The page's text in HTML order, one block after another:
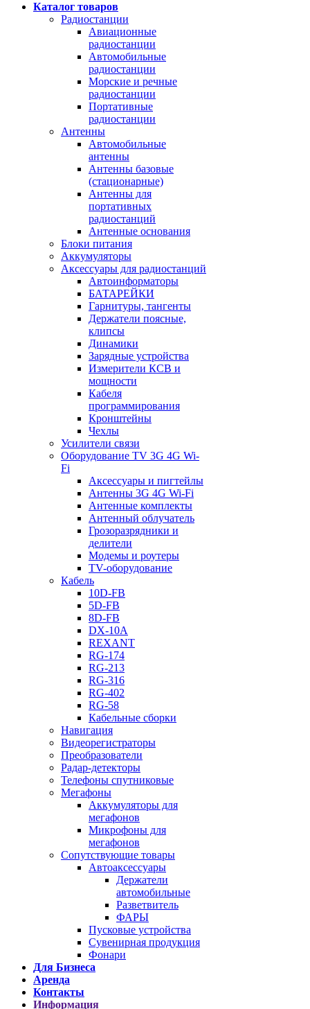
Каталог товаров
Радиостанции
Авиационные
радиостанции
Автомобильные
радиостанции
Морские и речные
радиостанции
Портативные
радиостанции
Антенны
Автомобильные
антенны
Антенны базовые
(стационарные)
Антенны для
портативных
радиостанций
Антенные основания
Блоки питания
Аккумуляторы
Аксессуары для радиостанций
Автоинформаторы
БАТАРЕЙКИ
Гарнитуры, тангенты
Держатели поясные,
клипсы
Динамики
Зарядные устройства
Измерители КСВ и
мощности
Кабеля
программирования
Кронштейны
Чехлы
Усилители связи
Оборудование TV 3G 4G Wi-
Fi
Аксессуары и пигтейлы
Антенны 3G 4G Wi-Fi
Антенные комплекты
Антенный облучатель
Грозоразрядники и
делители
Модемы и роутеры
TV-оборудование
Кабель
10D-FB
5D-FB
8D-FB
DX-10A
REXANT
RG-174
RG-213
RG-316
RG-402
RG-58
Кабельные сборки
Навигация
Видеорегистраторы
Преобразователи
Радар-детекторы
Телефоны спутниковые
Мегафоны
Аккумуляторы для
мегафонов
Микрофоны для
мегафонов
Сопутствующие товары
Автоаксессуары
Держатели
автомобильные
Разветвитель
ФАРЫ
Пусковые устройства
Сувенирная продукция
Фонари
Для Бизнеса
Аренда
Контакты
Информация